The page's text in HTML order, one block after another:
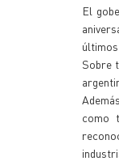
El
Sobre
como